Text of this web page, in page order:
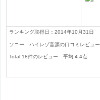
ランキング取得日：2014年10月31日
ソニー ハイレゾ音源の口コミレビュー
Total 18件のレビュー平均4.4点